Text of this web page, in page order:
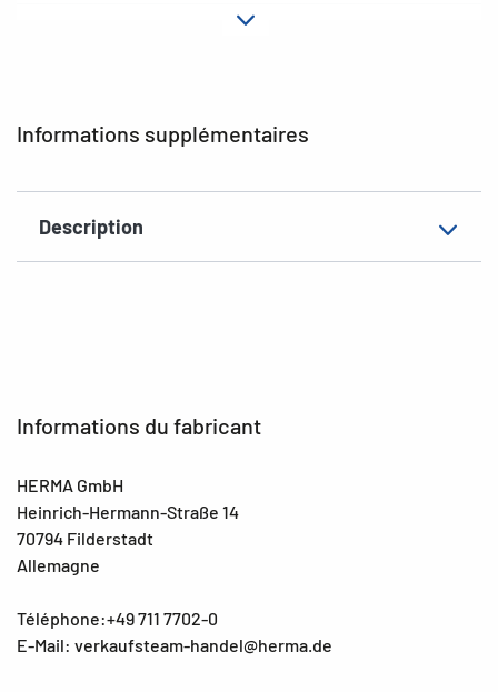
Informations supplémentaires
Description
Informations du fabricant
HERMA GmbH
Heinrich-Hermann-Straße 14
70794 Filderstadt
Allemagne
Téléphone:+49 711 7702-0
E-Mail: verkaufsteam-handel@herma.de